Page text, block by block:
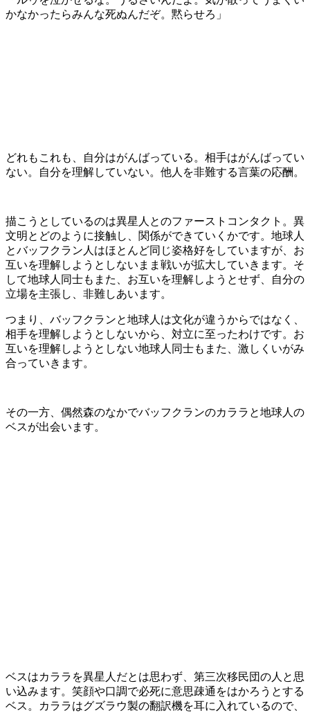
かなかったらみんな死ぬんだぞ。黙らせろ」
どれもこれも、自分はがんばっている。相手はがんばってい
ない。自分を理解していない。他人を非難する言葉の応酬。
描こうとしているのは異星人とのファーストコンタクト。異
文明とどのように接触し、関係ができていくかです。地球人
とバッフクラン人はほとんど同じ姿格好をしていますが、お
互いを理解しようとしないまま戦いが拡大していきます。そ
して地球人同士もまた、お互いを理解しようとせず、自分の
立場を主張し、非難しあいます。
つまり、バッフクランと地球人は文化が違うからではなく、
相手を理解しようとしないから、対立に至ったわけです。お
互いを理解しようとしない地球人同士もまた、激しくいがみ
合っていきます。
その一方、偶然森のなかでバッフクランのカララと地球人の
ベスが出会います。
ベスはカララを異星人だとは思わず、第三次移民団の人と思
い込みます。笑顔や口調で必死に意思疎通をはかろうとする
ベス。カララはグズラウ製の翻訳機を耳に入れているので、